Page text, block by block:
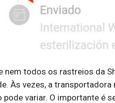
nem todos os rastreios da
Às vezes, a
variar. O importante é